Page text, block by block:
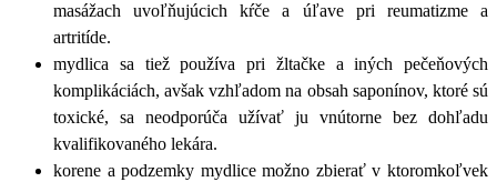
masážach uvoľňujúcich kŕče a úľave pri reumatizme a
artritíde.
mydlica sa tiež používa pri žltačke a iných pečeňových
komplikáciách, avšak vzhľadom na obsah saponínov, ktoré sú
toxické, sa neodporúča užívať ju vnútorne bez dohľadu
kvalifikovaného lekára.
korene a podzemky mydlice možno zbierať v ktoromkoľvek